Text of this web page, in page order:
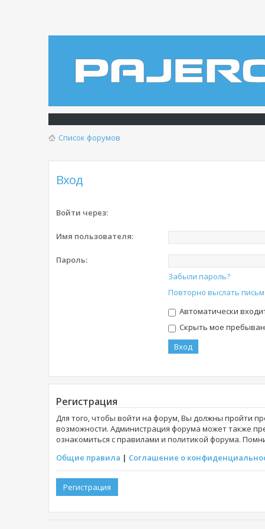
Список форумов
Вход
Войти через:
Имя пользователя:
Пароль:
Забыли пароль?
Повторно выслать
Автоматически
Скрыть мое
Регистрация
Для того, чтобы войти на форум, Вы должны пройти
возможности. Администрация форума может также
ознакомиться с правилами и политикой форума.
Общие правила | Соглашение о
Регистрация